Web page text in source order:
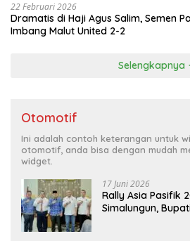
22 Februari 2026
Dramatis di Haji Agus Salim, Semen
Imbang Malut United 2-2
Selengkapnya
Otomotif
Ini adalah contoh keterangan untuk
otomotif, anda bisa dengan mudah
widget.
17 Juni 2026
Rally Asia Pasifik
Simalungun,